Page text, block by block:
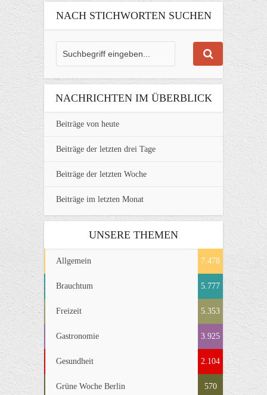
NACH STICHWORTEN SUCHEN
NACHRICHTEN IM ÜBERBLICK
Beiträge von heute
Beiträge der letzten drei Tage
Beiträge der letzten Woche
Beiträge im letzten Monat
UNSERE THEMEN
Allgemein 7.478
Brauchtum 5.777
Freizeit 5.353
Gastronomie 3.925
Gesundheit 2.104
Grüne Woche Berlin 570